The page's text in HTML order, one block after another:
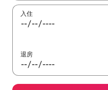
入住
退房